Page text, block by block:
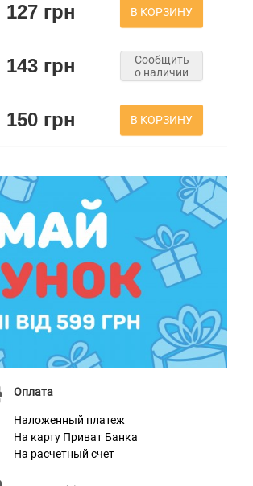
127 грн В КОРЗИНУ
143 грн
Сообщить
о наличии
150 грн В КОРЗИНУ
Оплата
Наложенный платеж
На карту Приват Банка
На расчетный счет